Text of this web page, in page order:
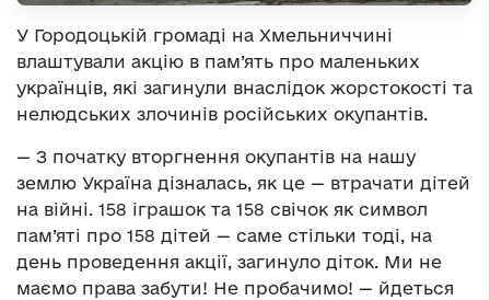
У Городоцькій громаді на Хмельниччині
влаштували акцію в пам’ять про маленьких
українців, які загинули внаслідок жорстокості та
нелюдських злочинів російських окупантів.
— З початку вторгнення окупантів на нашу
землю Україна дізналась, як це — втрачати дітей
на війні. 158 іграшок та 158 свічок як символ
пам’яті про 158 дітей — саме стільки тоді, на
день проведення акції, загинуло діток. Ми не
маємо права забути! Не пробачимо! — йдеться